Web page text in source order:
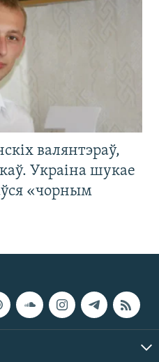
валянтэраў,
Украіна шукае
«чорным